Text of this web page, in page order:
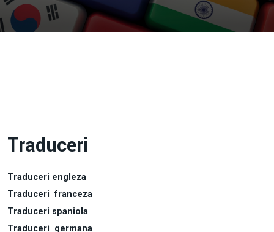
Traduceri
Traduceri engleza
Traduceri franceza
Traduceri spaniola
Traduceri germana